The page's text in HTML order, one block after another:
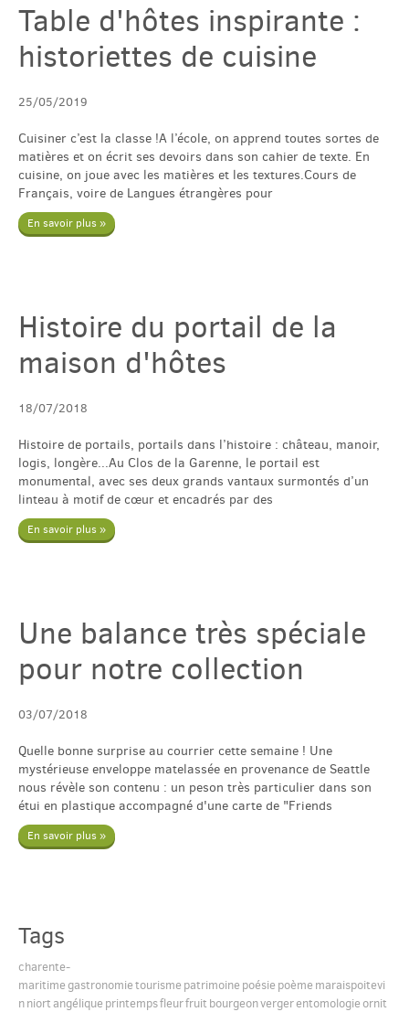
Table d'hôtes inspirante :
historiettes de cuisine
25/05/2019
Cuisiner c’est la classe !A l’école, on apprend toutes sortes de
matières et on écrit ses devoirs dans son cahier de texte. En
cuisine, on joue avec les matières et les textures.Cours de
Français, voire de Langues étrangères pour
En savoir plus »
Histoire du portail de la
maison d'hôtes
18/07/2018
Histoire de portails, portails dans l’histoire : château, manoir,
logis, longère...Au Clos de la Garenne, le portail est
monumental, avec ses deux grands vantaux surmontés d’un
linteau à motif de cœur et encadrés par des
En savoir plus »
Une balance très spéciale
pour notre collection
03/07/2018
Quelle bonne surprise au courrier cette semaine ! Une
mystérieuse enveloppe matelassée en provenance de Seattle
nous révèle son contenu : un peson très particulier dans son
étui en plastique accompagné d'une carte de "Friends
En savoir plus »
Tags
charente-
maritime gastronomietourisme patrimoine poésie poème maraispoitevi
nniort angélique printempsfleurfruit bourgeonvergerentomologie ornit